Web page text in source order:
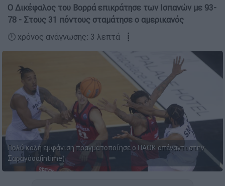
Ο Δικέφαλος του Βορρά επικράτησε των Ισπανών με 93-
78 - Στους 31 πόντους σταμάτησε ο αμερικανός
🕛 χρόνος ανάγνωσης: 3 λεπτά ┋
Πολύ καλή εμφάνιση πραγματοποίησε ο ΠΑΟΚ απέναντι στην
Σαραγόσα(intime)